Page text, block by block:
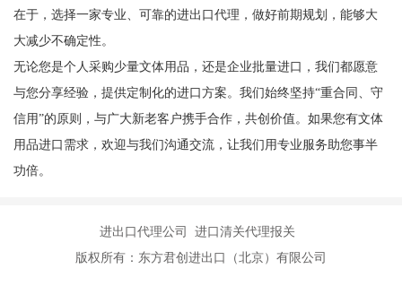
在于，选择一家专业、可靠的进出口代理，做好前期规划，能够大
大减少不确定性。
无论您是个人采购少量文体用品，还是企业批量进口，我们都愿意
与您分享经验，提供定制化的进口方案。我们始终坚持“重合同、守
信用”的原则，与广大新老客户携手合作，共创价值。如果您有文体
用品进口需求，欢迎与我们沟通交流，让我们用专业服务助您事半
功倍。
进出口代理公司 进口清关代理报关
版权所有：东方君创进出口（北京）有限公司